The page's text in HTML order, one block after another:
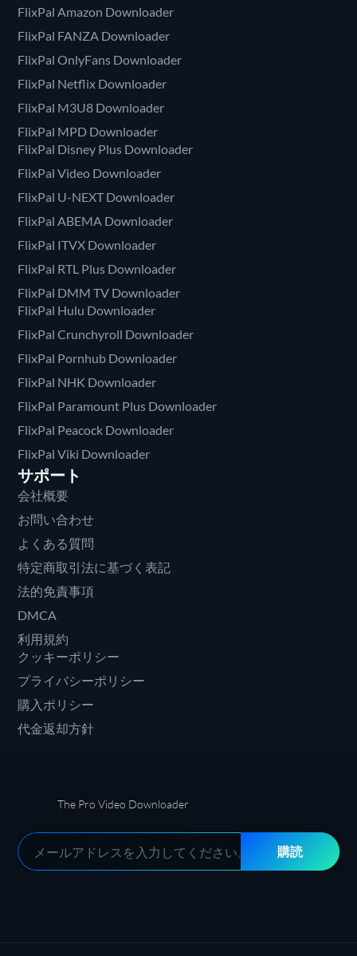
FlixPal Amazon Downloader
FlixPal FANZA Downloader
FlixPal OnlyFans Downloader
FlixPal Netflix Downloader
FlixPal M3U8 Downloader
FlixPal MPD Downloader
FlixPal Disney Plus Downloader
FlixPal Video Downloader
FlixPal U-NEXT Downloader
FlixPal ABEMA Downloader
FlixPal ITVX Downloader
FlixPal RTL Plus Downloader
FlixPal DMM TV Downloader
FlixPal Hulu Downloader
FlixPal Crunchyroll Downloader
FlixPal Pornhub Downloader
FlixPal NHK Downloader
FlixPal Paramount Plus Downloader
FlixPal Peacock Downloader
FlixPal Viki Downloader
サポート
会社概要
お問い合わせ
よくある質問
特定商取引法に基づく表記
法的免責事項
DMCA
利用規約
クッキーポリシー
プライバシーポリシー
購入ポリシー
代金返却方針
The Pro Video Downloader
購読